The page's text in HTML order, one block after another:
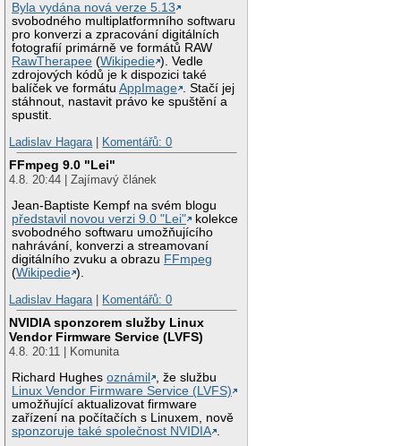
Byla vydána nová verze 5.13
svobodného multiplatformního softwaru
pro konverzi a zpracování digitálních
fotografií primárně ve formátů RAW
RawTherapee (Wikipedie ). Vedle
zdrojových kódů je k dispozici také
balíček ve formátuAppImage . Stačí jej
stáhnout, nastavit právo ke spuštění a
spustit.
Ladislav Hagara
Komentářů: 0
FFmpeg 9.0 "Lei"
4.8. 20:44 | Zajímavý článek
Jean-Baptiste Kempf na svém blogu
představil novou verzi 9.0 "Lei"
kolekce
svobodného softwaru umožňujícího
nahrávání, konverzi a streamovaní
digitálního zvuku a obrazu FFmpeg
(Wikipedie ).
Ladislav Hagara
Komentářů: 0
NVIDIA sponzorem služby Linux
Vendor Firmware Service (LVFS)
4.8. 20:11 | Komunita
Richard Hughesoznámil
, že službu
Linux Vendor Firmware Service (LVFS)
umožňující aktualizovat firmware
zařízení na počítačích s Linuxem, nově
sponzoruje také společnost NVIDIA .